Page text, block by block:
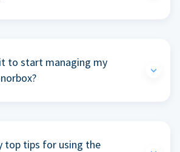
to start managing my
top tips for using the